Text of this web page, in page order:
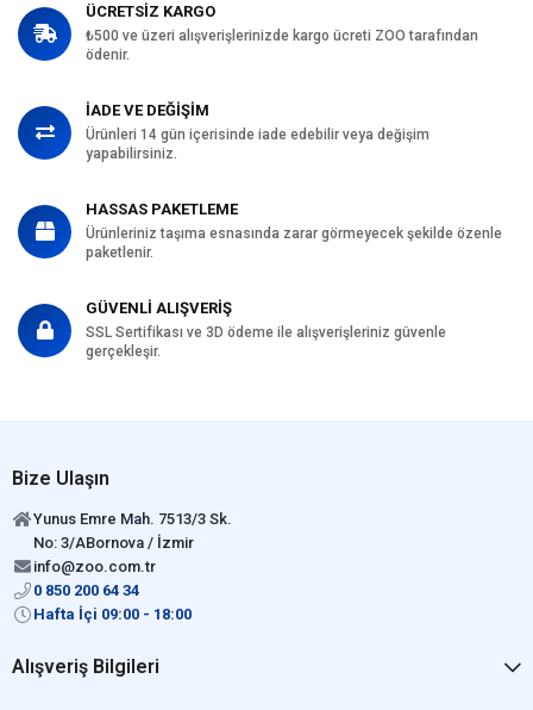
ÜCRETSİZ KARGO
₺500 ve üzeri alışverişlerinizde kargo ücreti ZOO tarafından
ödenir.
İADE VE DEĞİŞİM
Ürünleri 14 gün içerisinde iade edebilir veya değişim
yapabilirsiniz.
HASSAS PAKETLEME
Ürünleriniz taşıma esnasında zarar görmeyecek şekilde özenle
paketlenir.
GÜVENLİ ALIŞVERİŞ
SSL Sertifikası ve 3D ödeme ile alışverişleriniz güvenle
gerçekleşir.
Bize Ulaşın
Yunus Emre Mah. 7513/3 Sk.
No: 3/ABornova / İzmir
info@zoo.com.tr
0 850 200 64 34
Hafta İçi 09:00 - 18:00
Alışveriş Bilgileri